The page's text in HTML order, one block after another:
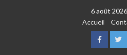
6 août 2026
Accueil
Facebook